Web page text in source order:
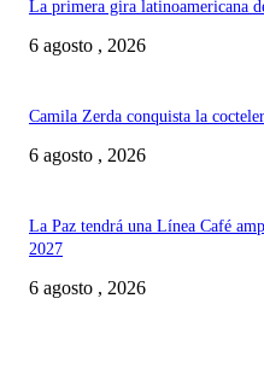
La primera gira latinoamericana
6 agosto , 2026
Camila Zerda conquista la
6 agosto , 2026
La Paz tendrá una Línea Café
2027
6 agosto , 2026